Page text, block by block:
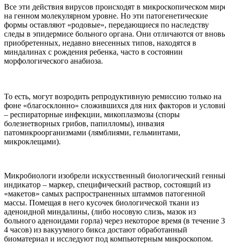
Все эти действия вирусов происходят в микроскопическом
на генном молекулярном уровне. Но эти патогенетические
формы оставляют «родовые», передающиеся по наследству
следы в эпидермисе больного органа. Они отличаются от вновь
приобретенных, недавно внесенных типов, находятся в
миндалинах с рождения ребенка, часто в состоянии
морфологического анабиоза.
То есть, могут возродить репродуктивную ремиссию только на
фоне «благосклонно» сложившихся для них факторов и
– респираторные инфекции, микоплазмозы (споры
болезнетворных грибов, папилломы), инвазия
патомикроорганизмами (лямблиями, гельминтами,
микроклещами).
Микробиологи изобрели искусственный биологический
индикатор – маркер, специфический раствор, состоящий из
«макетов» самых распространенных штаммов патогенной
массы. Помещая в него кусочек биологической ткани из
аденоидной миндалины, (либо носовую слизь, мазок из
больного аденоидами горла) через некоторое время (в течение
4 часов) из вакуумного бикса достают обработанный
биоматериал и исследуют под компьютерным микроскопом.